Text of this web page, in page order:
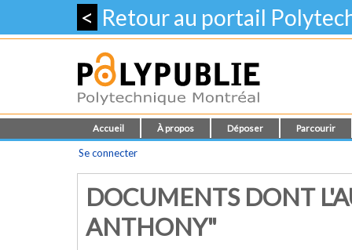
< Retour au portail
Accueil À propos Déposer Parcourir
Se connecter
DOCUMENTS DONT
ANTHONY"